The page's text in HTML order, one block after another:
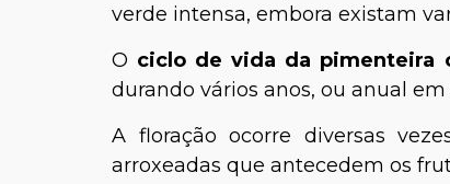
verde intensa, embora existam
O ciclo de vida da pimenteira
durando vários anos, ou anual
A floração ocorre diversas
arroxeadas que antecedem os